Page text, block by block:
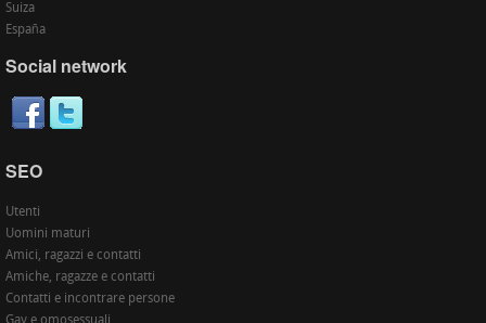
Suiza
España
Social network
SEO
Utenti
Uomini maturi
Amici, ragazzi e contatti
Amiche, ragazze e contatti
Contatti e incontrare persone